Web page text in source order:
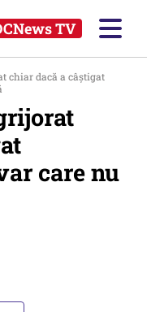
TV
chiar dacă a câștigat
care nu